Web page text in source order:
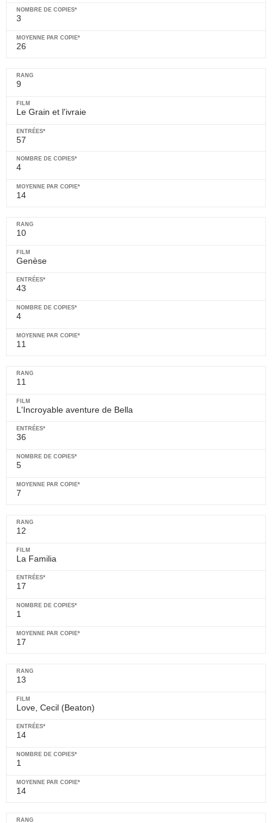
3
26
9
Le Grain et l'ivraie
57
4
14
10
Genèse
43
4
11
11
L'Incroyable aventure de Bella
36
5
7
12
La Familia
17
1
17
13
Love, Cecil (Beaton)
14
1
14